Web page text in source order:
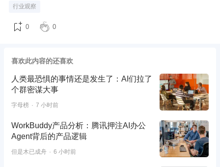
行业观察
0 0
喜欢此内容的还喜欢
人类最恐惧的事情还是发生了：AI们拉了
个群密谋大事
字母榜 7 小时前
WorkBuddy产品分析：腾讯押注AI办公
Agent背后的产品逻辑
但是木已成舟 6 小时前